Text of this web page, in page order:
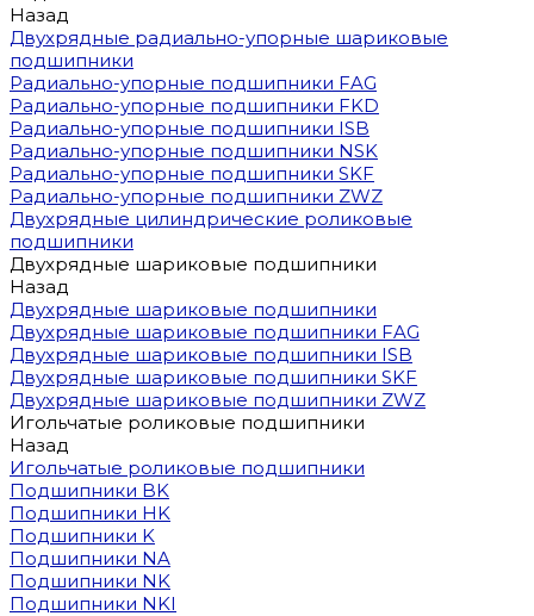
Назад
Двухрядные радиально-упорные шариковые
подшипники
Радиально-упорные подшипники FAG
Радиально-упорные подшипники FKD
Радиально-упорные подшипники ISB
Радиально-упорные подшипники NSK
Радиально-упорные подшипники SKF
Радиально-упорные подшипники ZWZ
Двухрядные цилиндрические роликовые
подшипники
Двухрядные шариковые подшипники
Назад
Двухрядные шариковые подшипники
Двухрядные шариковые подшипники FAG
Двухрядные шариковые подшипники ISB
Двухрядные шариковые подшипники SKF
Двухрядные шариковые подшипники ZWZ
Игольчатые роликовые подшипники
Назад
Игольчатые роликовые подшипники
Подшипники BK
Подшипники HK
Подшипники K
Подшипники NA
Подшипники NK
Подшипники NKI